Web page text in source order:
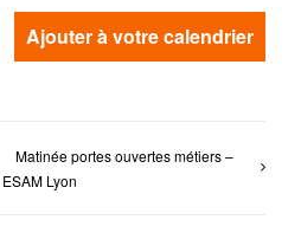
Ajouter à votre calendrier
Matinée portes ouvertes métiers –
ESAM Lyon